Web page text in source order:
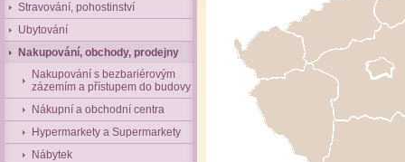
Stravování, pohostinství
Ubytování
Nakupování, obchody, prodejny
Nakupování s bezbariérovým
zázemím a přístupem do budovy
Nákupní a obchodní centra
Hypermarkety a Supermarkety
Nábytek